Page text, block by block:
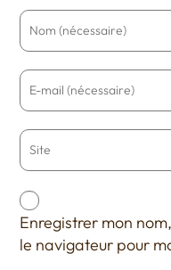
Enregistrer mon
le navigateur pour